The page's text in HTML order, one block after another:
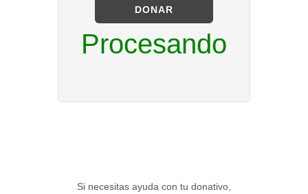
DONAR
Procesando
Si necesitas ayuda con tu donativo,